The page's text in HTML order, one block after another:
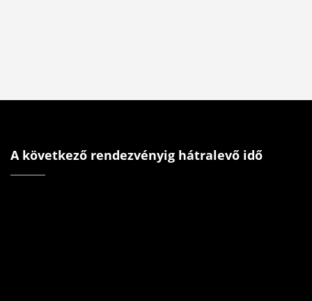
A következő rendezvényig hátralevő idő